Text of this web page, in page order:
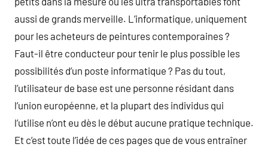
aussi de grands merveille. L’informatique, uniquement
pour les acheteurs de peintures contemporaines ?
Faut-il être conducteur pour tenir le plus possible les
possibilités d’un poste informatique ? Pas du tout,
l’utilisateur de base est une personne résidant dans
l’union européenne, et la plupart des individus qui
l’utilise n’ont eu dès le début aucune pratique technique.
Et c’est toute l’idée de ces pages que de vous entraîner